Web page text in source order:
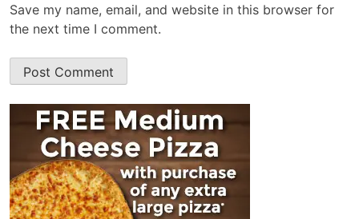
Save my name, email, and website in this browser for
the next time I comment.